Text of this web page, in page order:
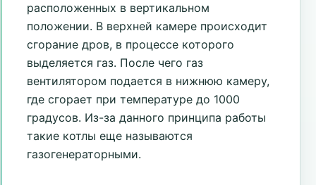
расположенных в вертикальном
положении. В верхней камере происходит
сгорание дров, в процессе которого
выделяется газ. После чего газ
вентилятором подается в нижнюю камеру,
где сгорает при температуре до 1000
градусов. Из-за данного принципа работы
такие котлы еще называются
газогенераторными.